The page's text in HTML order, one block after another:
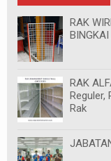
RAK
RAK
Reguler,
Rak